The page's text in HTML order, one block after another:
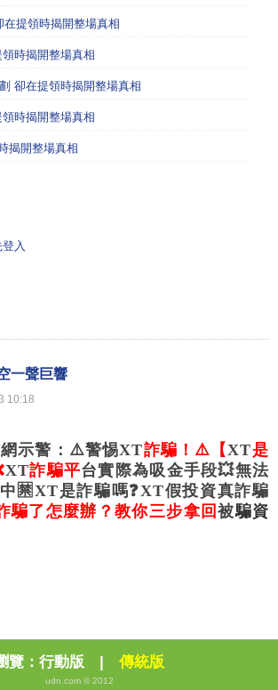
提領時揭開整場真相
時揭開整場真相
卻在提領時揭開整場真相
時揭開整場真相
揭開整場真相
入
一聲巨響
10:18
網示警：⚠️警惕XT詐騙！⚠️【XT是
XT詐騙平台實際為吸金手段💥無法
🈲XT是詐騙嗎❓XT假投資真詐騙
騙了怎麼辦？教你三步拿回被騙資
覽： 行動版 傳統版
udn.com © 2012